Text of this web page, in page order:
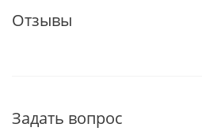
Отзывы
Задать вопрос